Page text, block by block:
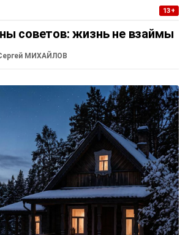
13+
советов: жизнь не взаймы
МИХАЙЛОВ